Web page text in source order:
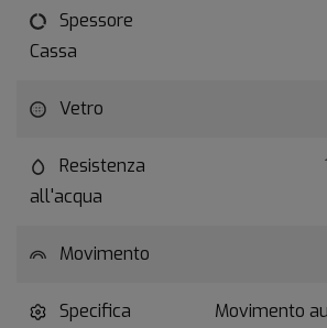
Spessore
Cassa
Vetro
Resistenza
all'acqua
Movimento
Specifica
Movimento